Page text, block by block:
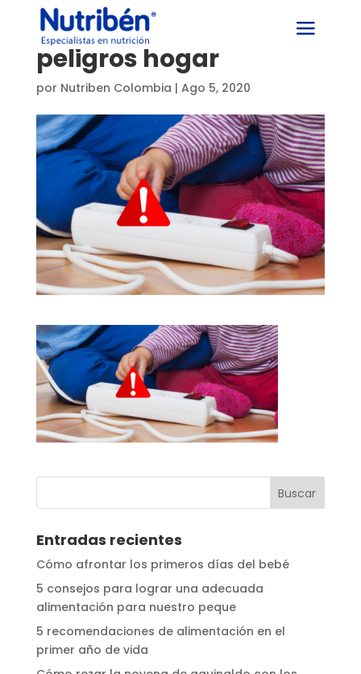
peligros hogar
por Nutriben Colombia | Ago 5, 2020
Entradas recientes
Cómo afrontar los primeros días del bebé
5 consejos para lograr una adecuada
alimentación para nuestro peque
5 recomendaciones de alimentación en el
primer año de vida